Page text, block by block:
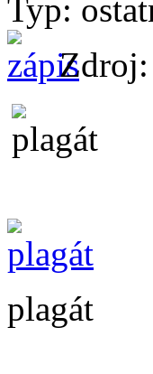
Typ:
Zdroj:
plagát